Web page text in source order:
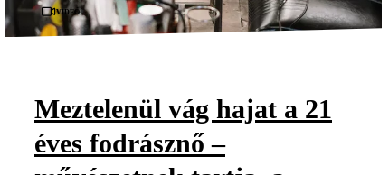
Videó
Meztelenül vág hajat a 21
éves fodrásznő –